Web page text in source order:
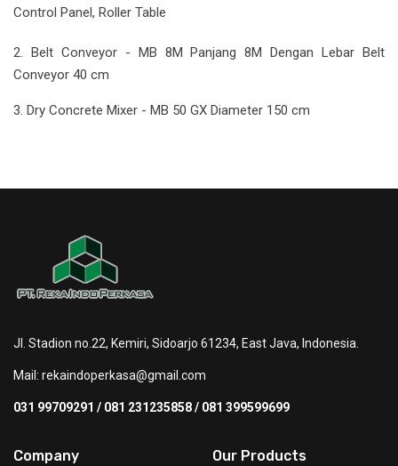
Control Panel, Roller Table
2. Belt Conveyor - MB 8M Panjang 8M Dengan Lebar Belt
Conveyor 40 cm
3. Dry Concrete Mixer - MB 50 GX Diameter 150 cm
Jl. Stadion no.22, Kemiri, Sidoarjo 61234, East Java, Indonesia.
Mail: rekaindoperkasa@gmail.com
031 99709291 / 081 231235858 / 081 399599699
Company Our Products